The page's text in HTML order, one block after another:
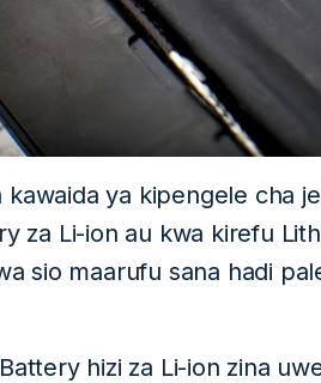
kawaida ya kipengele cha
za Li-ion au kwa kirefu
sio maarufu sana hadi
hizi za Li-ion zina